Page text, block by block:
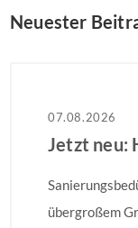
Neuester
07.08.2026
übergroßem